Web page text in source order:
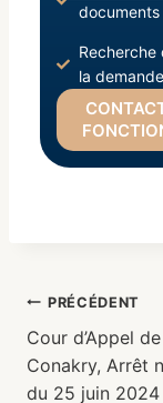
la
PRÉCÉDENT
Cour d’Appel de
Conakry, Arrêt
du 25 juin 2024